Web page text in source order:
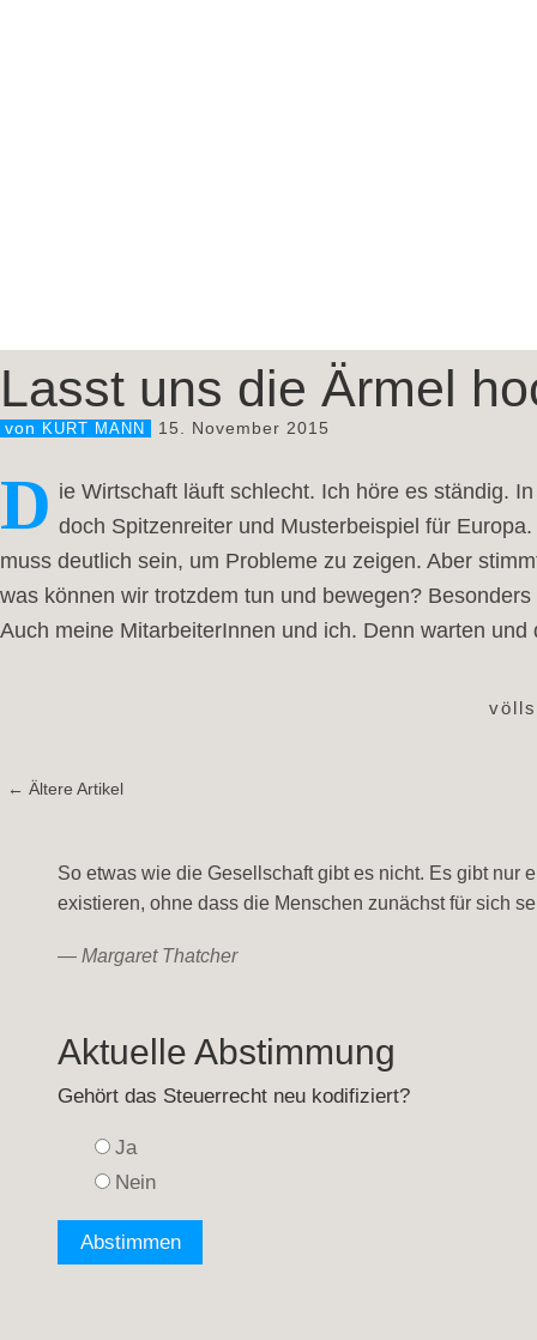
Lasst uns die Ärmel
von KURT MANN 15. November 2015
D ie Wirtschaft läuft schlecht. Ich höre es ständig.
doch Spitzenreiter und Musterbeispiel für
muss deutlich sein, um Probleme zu zeigen. Aber
was können wir trotzdem tun und bewegen?
Auch meine MitarbeiterInnen und ich. Denn warten
← Ältere Artikel
So etwas wie die Gesellschaft gibt es nicht. Es gibt nur
existieren, ohne dass die Menschen zunächst für sich
— Margaret Thatcher
Aktuelle Abstimmung
Gehört das Steuerrecht neu kodifiziert?
Ja
Nein